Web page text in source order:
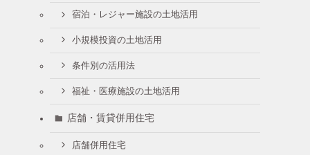
宿泊・レジャー施設の土地活用
小規模投資の土地活用
条件別の活用法
福祉・医療施設の土地活用
店舗・賃貸併用住宅
店舗併用住宅